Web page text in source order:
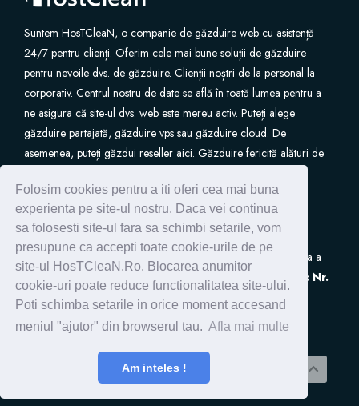
Folosim cookies pentru a iti oferi cea mai buna
experienta pe site-ul nostru. Daca vei continua
sa folosesti site-ul fara sa schimbi setarile, vom
presupune ca accepti toate cookie-urile de pe
site-ul HosTCleaN.Ro. Blocarea anumitor
cookie-uri poate reduce functionalitatea site-ului.
Poti schimba setarile in orice moment accesand
meniul "ajutor" din browserul tau. Afla mai multe
Am inteles !
SEO Tools
Site Builder
XOVI NOW
VPN
Зареєструвати домен
Перенести домен до нас
Suntem HosTCleaN, o companie de găzduire web cu asistență
24/7 pentru clienți. Oferim cele mai bune soluții de găzduire
pentru nevoile dvs. de găzduire. Clienții noștri de la personal la
corporativ. Centrul nostru de date se află în toată lumea pentru a
ne asigura că site-ul dvs. web este mereu activ. Puteți alege
găzduire partajată, găzduire vps sau găzduire cloud. De
asemenea, puteți găzdui reseller aici. Găzduire fericită alături de
S.C. HostClean S.R.L
este inscrisa in Registrul de Evidenta a
Prelucrarilor de Date cu Caracter Personal (ANSPDCP) sub Nr.
0005266
Copyright © 2026 HostClean.Ro - Servicii Web
Profesionale !. All Rights Reserved.